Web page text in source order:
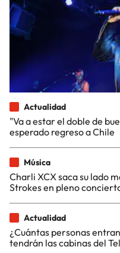
Actualidad
"Va a estar el doble de
esperado regreso a Chile
Música
Charli XCX saca su lado
Strokes en pleno
Actualidad
¿Cuántas personas
tendrán las cabinas del